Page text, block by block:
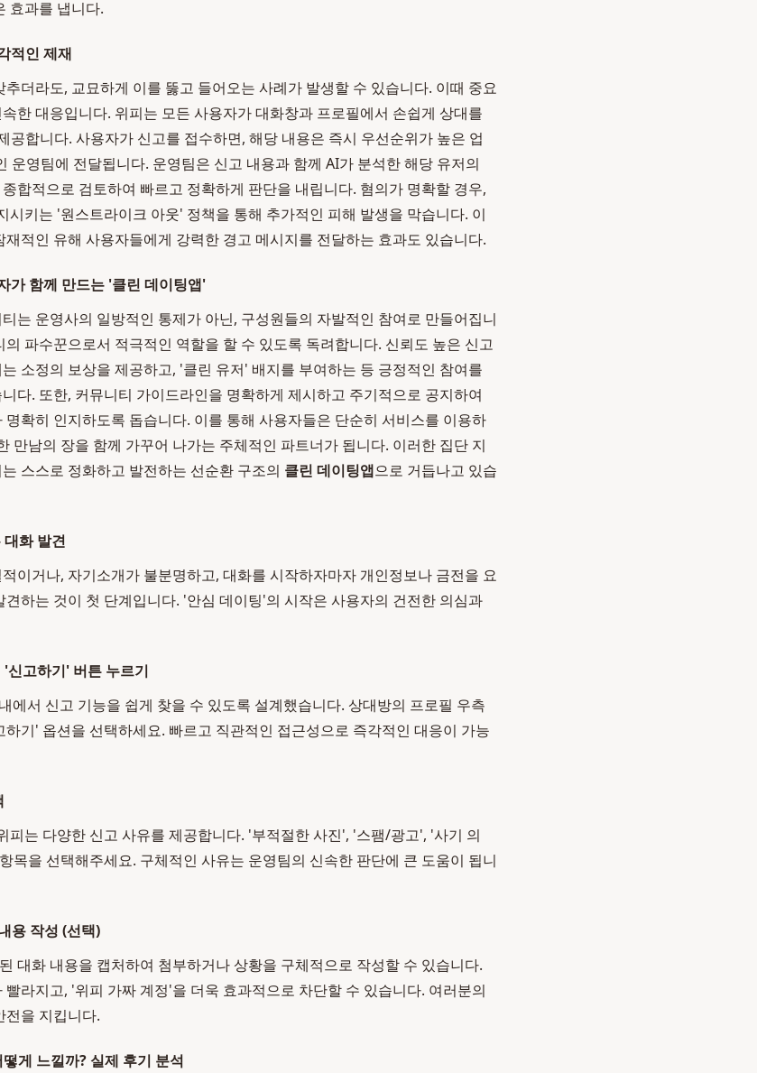
효과를 냅니다.
적인 제재
더라도, 교묘하게 이를 뚫고 들어오는 사례가 발생할 수 있습니다. 이때 중요
한 대응입니다. 위피는 모든 사용자가 대화창과 프로필에서 손쉽게 상대를
공합니다. 사용자가 신고를 접수하면, 해당 내용은 즉시 우선순위가 높은 업
운영팀에 전달됩니다. 운영팀은 신고 내용과 함께 AI가 분석한 해당 유저의
합적으로 검토하여 빠르고 정확하게 판단을 내립니다. 혐의가 명확할 경우,
시키는 '원스트라이크 아웃' 정책을 통해 추가적인 피해 발생을 막습니다. 이
적인 유해 사용자들에게 강력한 경고 메시지를 전달하는 효과도 있습니다.
가 함께 만드는 '클린 데이팅앱'
는 운영사의 일방적인 통제가 아닌, 구성원들의 자발적인 참여로 만들어집니
파수꾼으로서 적극적인 역할을 할 수 있도록 독려합니다. 신뢰도 높은 신고
소정의 보상을 제공하고, '클린 유저' 배지를 부여하는 등 긍정적인 참여를
다. 또한, 커뮤니티 가이드라인을 명확하게 제시하고 주기적으로 공지하여
확히 인지하도록 돕습니다. 이를 통해 사용자들은 단순히 서비스를 이용하
만남의 장을 함께 가꾸어 나가는 주체적인 파트너가 됩니다. 이러한 집단 지
스스로 정화하고 발전하는 선순환 구조의 클린 데이팅앱으로 거듭나고 있습
화 발견
이거나, 자기소개가 불분명하고, 대화를 시작하자마자 개인정보나 금전을 요
하는 것이 첫 단계입니다. '안심 데이팅'의 시작은 사용자의 건전한 의심과
신고하기' 버튼 누르기
에서 신고 기능을 쉽게 찾을 수 있도록 설계했습니다. 상대방의 프로필 우측
기' 옵션을 선택하세요. 빠르고 직관적인 접근성으로 즉각적인 대응이 가능
피는 다양한 신고 사유를 제공합니다. '부적절한 사진', '스팸/광고', '사기 의
목을 선택해주세요. 구체적인 사유는 운영팀의 신속한 판단에 큰 도움이 됩니
용 작성 (선택)
대화 내용을 캡처하여 첨부하거나 상황을 구체적으로 작성할 수 있습니다.
라지고, '위피 가짜 계정'을 더욱 효과적으로 차단할 수 있습니다. 여러분의
전을 지킵니다.
게 느낄까? 실제 후기 분석